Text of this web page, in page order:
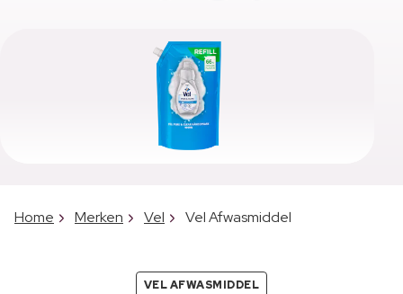
Home Merken Vel Vel Afwasmiddel
VEL AFWASMIDDEL